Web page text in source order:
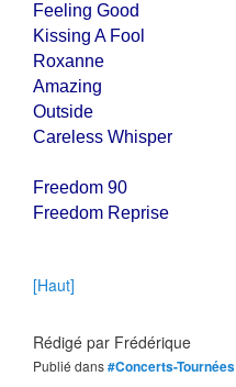
Feeling Good
Kissing A Fool
Roxanne
Amazing
Outside
Careless Whisper
Freedom 90
Freedom Reprise
[Haut]
Rédigé par Frédérique
Publié dans#Concerts-Tournées